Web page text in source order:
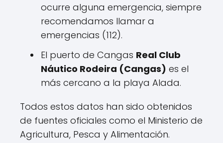
ocurre alguna emergencia, siempre
recomendamos llamar a
emergencias (112).
El puerto de Cangas Real Club
Náutico Rodeira (Cangas) es el
más cercano a la playa Alada.
Todos estos datos han sido obtenidos
de fuentes oficiales como el Ministerio de
Agricultura, Pesca y Alimentación.